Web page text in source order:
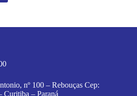
nº 100 – Rebouças Cep:
Curitiba – Paraná